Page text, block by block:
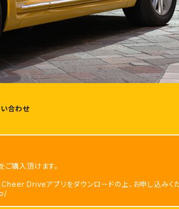
合わせ
購入頂けます。
Driveアプリをダウンロードの上、お申し込みくだ